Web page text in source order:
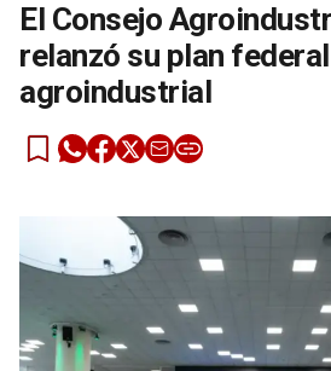
El Consejo
relanzó su plan federal
agroindustrial